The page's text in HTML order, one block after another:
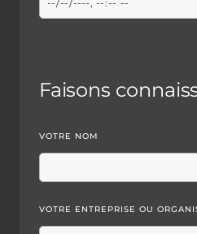
Faisons
VOTRE NOM
VOTRE ENTREPRISE OU